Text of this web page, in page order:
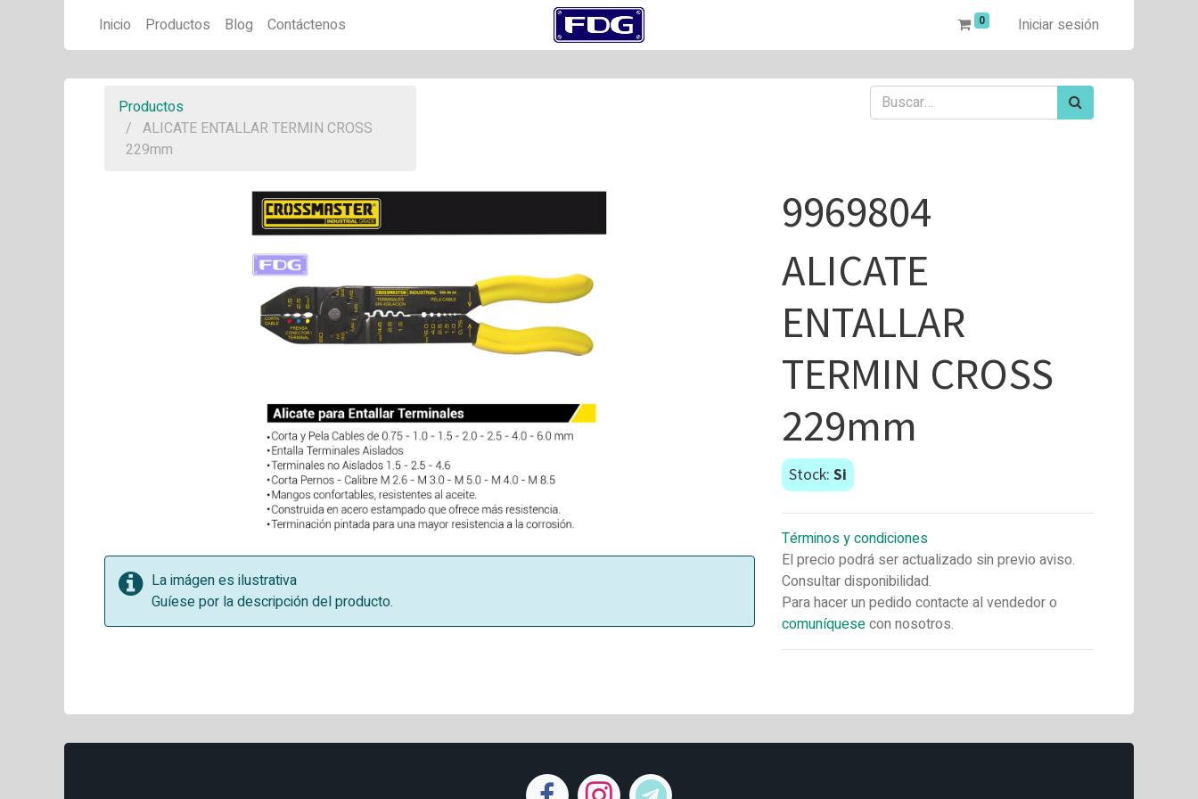
Inicio Productos Blog Contáctenos 0 Iniciar sesión
Productos
ALICATE ENTALLAR TERMIN CROSS
229mm
La imágen es ilustrativa
Guíese por la descripción del producto.
9969804
ALICATE
ENTALLAR
TERMIN CROSS
229mm
Stock: Si
Términos y condiciones
El precio podrá ser actualizado sin previo aviso.
Consultar disponibilidad.
Para hacer un pedido contacte al vendedor o
comuníquesecon nosotros.